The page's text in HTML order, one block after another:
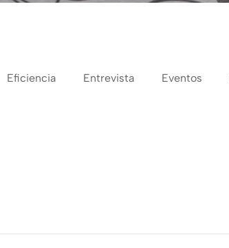
Eficiencia Entrevista Eventos